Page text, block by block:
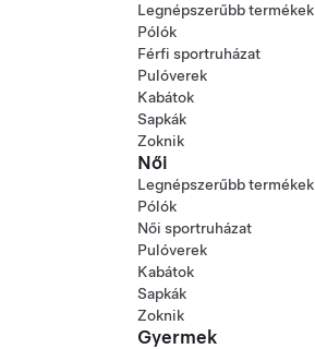
Legnépszerűbb termékek
Pólók
Férfi sportruházat
Pulóverek
Kabátok
Sapkák
Zoknik
Női
Legnépszerűbb termékek
Pólók
Női sportruházat
Pulóverek
Kabátok
Sapkák
Zoknik
Gyermek